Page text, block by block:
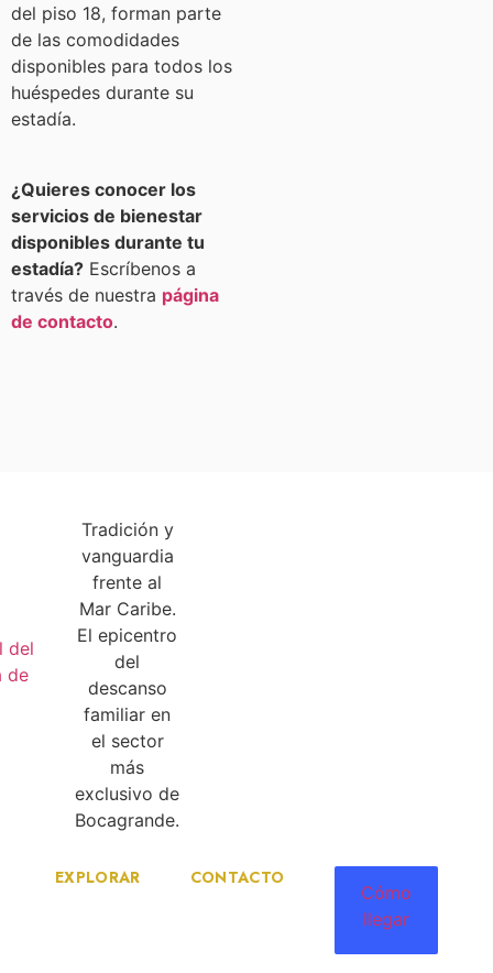
del piso 18, forman parte
de las comodidades
disponibles para todos los
huéspedes durante su
estadía.
¿Quieres conocer los
servicios de bienestar
disponibles durante tu
estadía? Escríbenos a
través de nuestra página
de contacto.
Tradición y
vanguardia
frente al
Mar Caribe.
El epicentro
del
descanso
familiar en
el sector
más
exclusivo de
Bocagrande.
EXPLORAR HABITACIONESRESTAURANTE
CONTACTO
MALECÓN,
CARRERA 1
DE INDIAS,
COLOMBIA
Cómo
llegar